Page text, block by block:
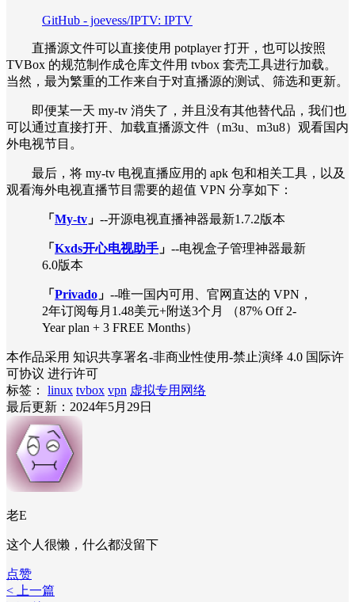
GitHub - joevess/IPTV: IPTV
直播源文件可以直接使用 potplayer 打开，也可以按照
TVBox 的规范制作成仓库文件用 tvbox 套壳工具进行加载。
当然，最为繁重的工作来自于对直播源的测试、筛选和更新。
即便某一天 my-tv 消失了，并且没有其他替代品，我们也
可以通过直接打开、加载直播源文件（m3u、m3u8）观看国内
外电视节目。
最后，将 my-tv 电视直播应用的 apk 包和相关工具，以及
观看海外电视直播节目需要的超值 VPN 分享如下：
「 My-tv 」 --开源电视直播神器最新1.7.2版本
「 Kxds开心电视助手 」 --电视盒子管理神器最新
6.0版本
「 Privado 」 --唯一国内可用、官网直达的 VPN，
2年订阅每月1.48美元+附送3个月 （87% Off 2-
Year plan + 3 FREE Months）
本作品采用 知识共享署名-非商业性使用-禁止演绎 4.0 国际许
可协议 进行许可
标签：
linux tvbox vpn 虚拟专用网络
最后更新：2024年5月29日
老E
这个人很懒，什么都没留下
点赞
< 上一篇